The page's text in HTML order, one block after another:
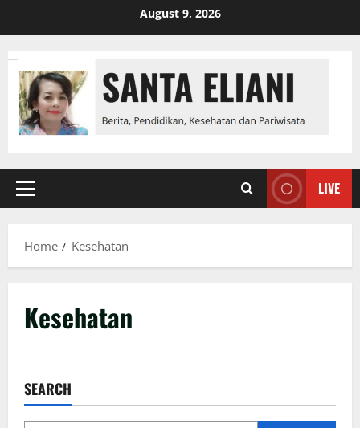
August 9, 2026
Primary
LIVE
Home Kesehatan
Kesehatan
SEARCH